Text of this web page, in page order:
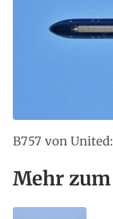
B757 von
Mehr